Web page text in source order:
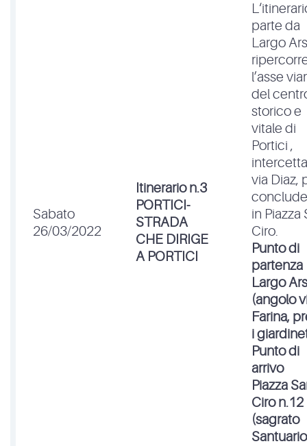
Sabato
26/03/2022
Itinerario n.3
PORTICI-
STRADA
CHE DIRIGE
A PORTICI
parte da
Largo
l’asse
del
storico e
vitale di
Portici ,
via Diaz,
in Piazza
Ciro.
Punto di
partenza
Largo
(angolo
Farina,
i
Punto di
arrivo
Piazza
Ciro n.12
(sagrato